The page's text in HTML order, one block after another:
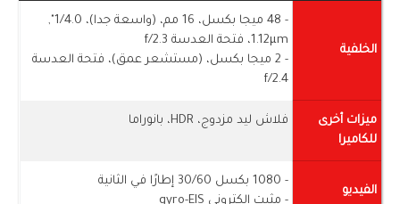
الخلفية
- 48 ميجا بكسل، 16 مم، (واسعة جدا)، 1/4.0",
1.12µm، فتحة العدسة f/2.3
- 2 ميجا بكسل، (مستشعر عمق)، فتحة العدسة
f/2.4
ميزات أخرى
للكاميرا
فلاش ليد مزدوج، HDR، بانوراما
الفيديو
- 1080 بكسل 30/60 إطارًا في الثانية
- مثبت الكتروني gyro-EIS